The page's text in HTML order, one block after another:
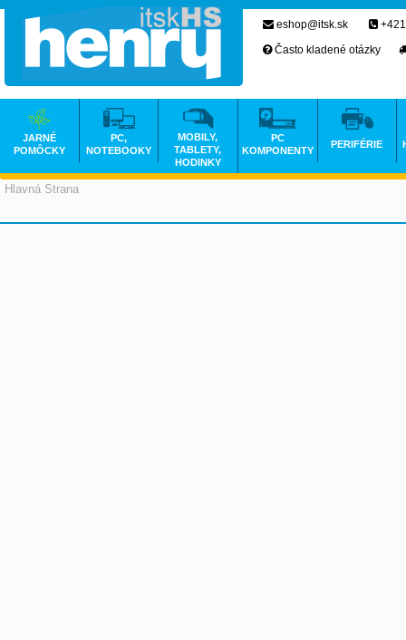
Hlavná Strana
eshop@itsk.sk
Často kladené otázky
JARNÉ
POMÔCKY
PC,
NOTEBOOKY
MOBILY,
TABLETY,
HODINKY
PC
KOMPONENTY
PERIFÉRIE